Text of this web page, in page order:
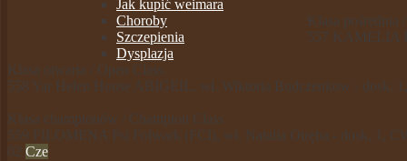
Jak kupić weimara
Choroby
Szczepienia
Dysplazja
Klasa pośrednia
557 KAMELIA
Klasa otwarta / Open Class
558 Yar Helen House ABIGEIL, wł. Wiktoria Budczenkow - dosk.
Klasa championów / Champion Class
559 FILOMENA Psi Folwark (FCI), wł. Natalia Otręba - dosk, 1,
02
Cze